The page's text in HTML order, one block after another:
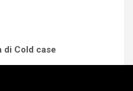
di Cold case